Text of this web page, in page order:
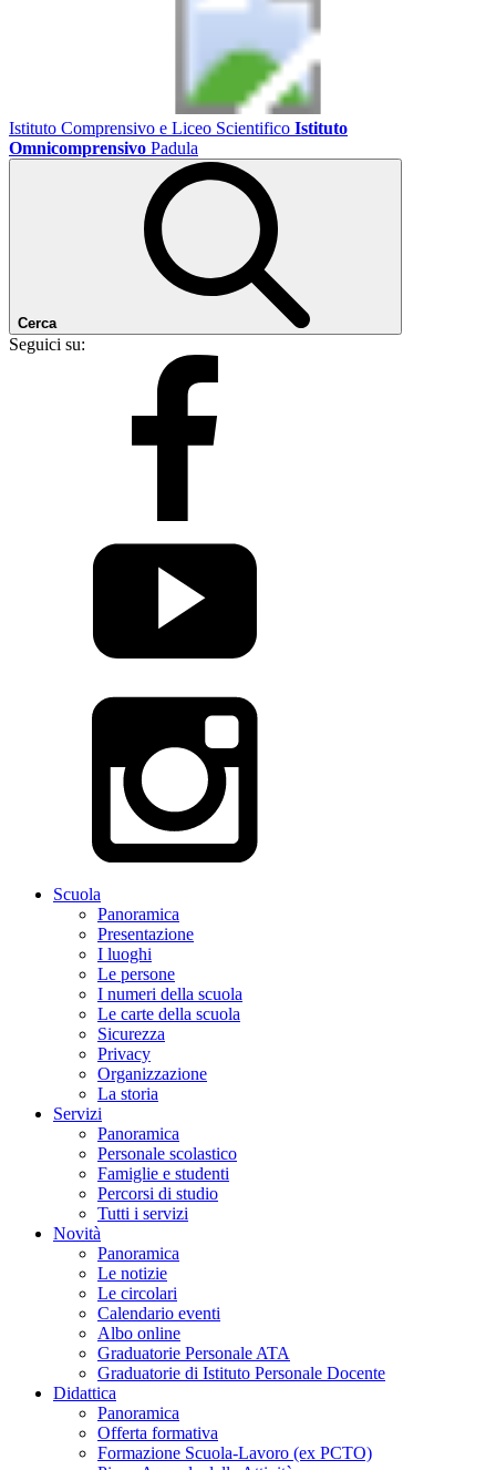
Istituto Comprensivo e Liceo Scientifico Istituto
Omnicomprensivo Padula
Cerca
Seguici su:
Scuola
Panoramica
Presentazione
I luoghi
Le persone
I numeri della scuola
Le carte della scuola
Sicurezza
Privacy
Organizzazione
La storia
Servizi
Panoramica
Personale scolastico
Famiglie e studenti
Percorsi di studio
Tutti i servizi
Novità
Panoramica
Le notizie
Le circolari
Calendario eventi
Albo online
Graduatorie Personale ATA
Graduatorie di Istituto Personale Docente
Didattica
Panoramica
Offerta formativa
Formazione Scuola-Lavoro (ex PCTO)